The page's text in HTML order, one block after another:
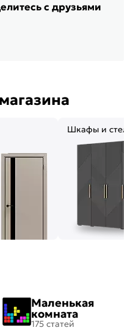
с друзьями
Шкафы и
Маленькая
комната
175 статей